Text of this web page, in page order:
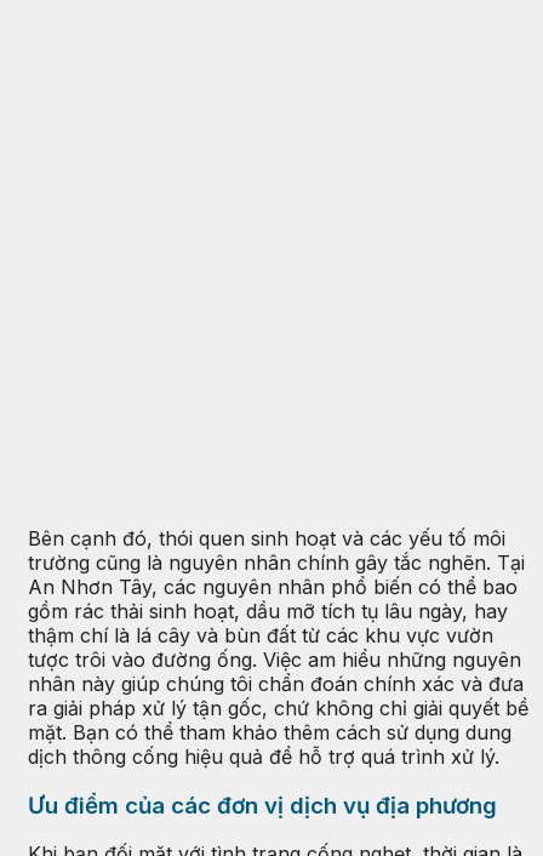
Bên cạnh đó, thói quen sinh hoạt và các yếu tố môi
trường cũng là nguyên nhân chính gây tắc nghẽn. Tại
An Nhơn Tây, các nguyên nhân phổ biến có thể bao
gồm rác thải sinh hoạt, dầu mỡ tích tụ lâu ngày, hay
thậm chí là lá cây và bùn đất từ các khu vực vườn
tược trôi vào đường ống. Việc am hiểu những nguyên
nhân này giúp chúng tôi chẩn đoán chính xác và đưa
ra giải pháp xử lý tận gốc, chứ không chỉ giải quyết bề
mặt. Bạn có thể tham khảo thêm cách sử dụng dung
dịch thông cống hiệu quả để hỗ trợ quá trình xử lý.
Ưu điểm của các đơn vị dịch vụ địa phương